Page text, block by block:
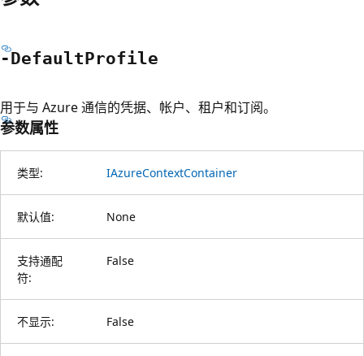
-DefaultProfile
用于与 Azure 通信的凭据、帐户、租户和订阅。
参数属性
类型: IAzureContextContainer
默认值: None
支持通配
符:
False
不显示: False